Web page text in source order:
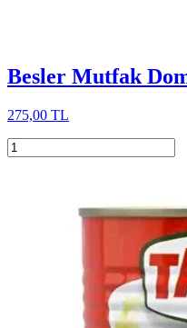
Besler Mutfak
275,00 TL